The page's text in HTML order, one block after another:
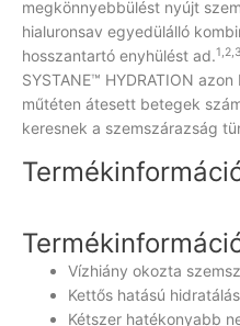
megkönnyebbülést nyújt
hialuronsav egyedülálló
hosszantartó enyhülést ad.1,2,3
SYSTANE™ HYDRATION
műtéten átesett betegek
keresnek a szemszárazság
Vízhiány okozta
Kettős hatású
Kétszer hatékonyabb